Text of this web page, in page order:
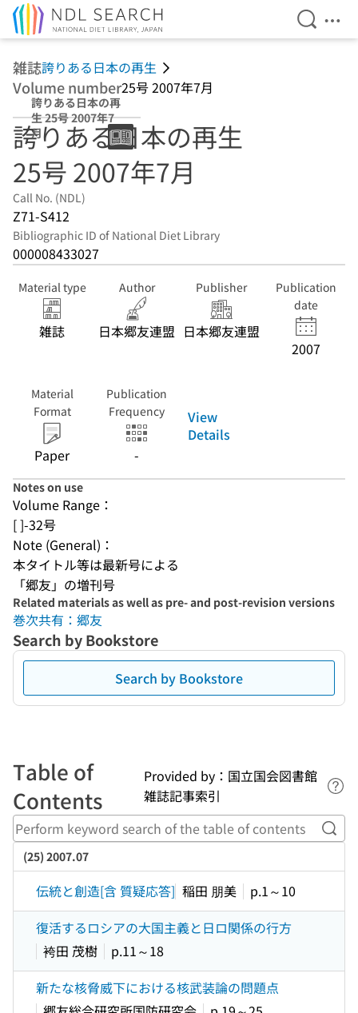
Open
雑誌誇りある日本の再生
Volume number25号 2007年7月
誇りある日本の再
生 25号 2007年7
月
誇りある日本の再生
25号 2007年7月
Call No. (NDL)
Z71-S412
Bibliographic ID of National Diet Library
000008433027
Material type
雑誌
Author
日本郷友連盟
Publisher
日本郷友連盟
Publication
date
2007
Material
Format
Paper
Publication
Frequency
-
View
Details
Notes on use
Volume Range：
[ ]-32号
Note (General)：
本タイトル等は最新号による
「郷友」の増刊号
Related materials as well as pre- and post-revision versions
巻次共有：郷友
Search by Bookstore
Search by Bookstore
Table of
Contents
Provided by：国立国会図書館
雑誌記事索引
(25) 2007.07
伝統と創造[含 質疑応答] 稲田 朋美
p.1～10
復活するロシアの大国主義と日ロ関係の行方
袴田 茂樹
p.11～18
新たな核脅威下における核武装論の問題点